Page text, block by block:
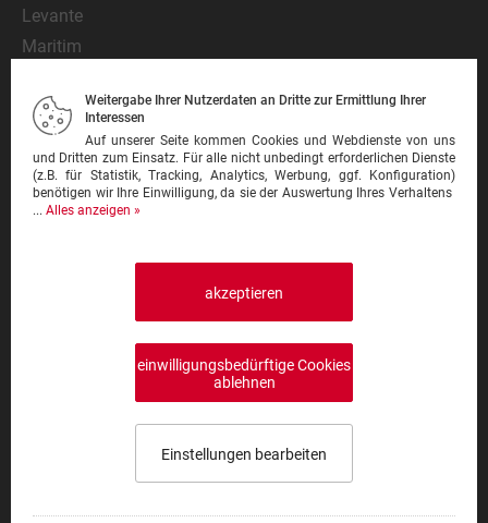
Levante
Maritim
Mexikanisch
Nationalgericht
Orientalisch
Pasta
Weitergabe Ihrer Nutzerdaten an Dritte zur Ermittlung Ihrer
Interessen
Auf unserer Seite kommen Cookies und Webdienste von uns
und Dritten zum Einsatz. Für alle nicht unbedingt erforderlichen Dienste
(z.B. für Statistik, Tracking, Analytics, Werbung, ggf. Konfiguration)
benötigen wir Ihre Einwilligung, da sie der Auswertung Ihres Verhaltens
... Alles anzeigen »
akzeptieren
einwilligungsbedürftige Cookies
ablehnen
Einstellungen bearbeiten